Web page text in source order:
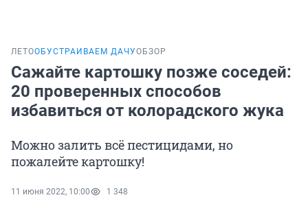
ЛЕТООБУСТРАИВАЕМ ДАЧУОБЗОР
Сажайте картошку позже соседей:
20 проверенных способов
избавиться от колорадского жука
Можно залить всё пестицидами, но
пожалейте картошку!
11 июня 2022, 10:00 1 348